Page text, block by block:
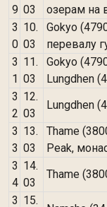
9 03
озерам на
3
0
10.
03
Gokyo
перевалу
3
1
11.
03
Gokyo
Lungdhen
3
2
12.
03
Lungdhen
3
3
13.
03
Thame
Peak,
3
4
14.
03
Thame
3 15.